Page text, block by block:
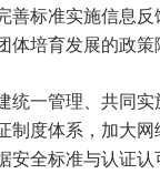
善标准实施信息
体培育发展的政
统一管理、共同
制度体系，加大
安全标准与认证